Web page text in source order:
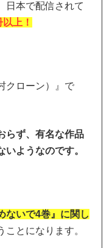
日本で配信されて
上！
クローン）』で
らず、有名な作品
ようなのです。
ないで4巻』に関し
ことになります。